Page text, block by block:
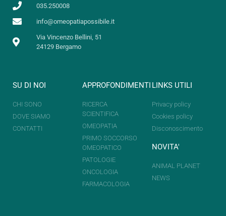
035.250008
info@omeopatiapossibile.it
Via Vincenzo Bellini, 51
24129 Bergamo
SU DI NOI
CHI SONO
DOVE SIAMO
CONTATTI
APPROFONDIMENTI
RICERCA
SCIENTIFICA
OMEOPATIA
PRIMO SOCCORSO
OMEOPATICO
PATOLOGIE
ONCOLOGIA
FARMACOLOGIA
LINKS UTILI
Privacy policy
Cookies policy
Disconoscimento
NOVITA'
ANIMAL PLANET
NEWS